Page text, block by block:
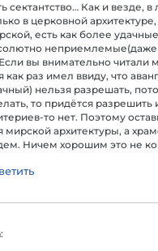
сектантство… Как и везде,
в церковной
есть как более
неприемлемые(даже
вы внимательно читали
как раз имел ввиду, что
нельзя разрешать,
то придётся разрешить
то нет. Поэтому
мирской архитектуры, а
Ничем хорошим это не
: